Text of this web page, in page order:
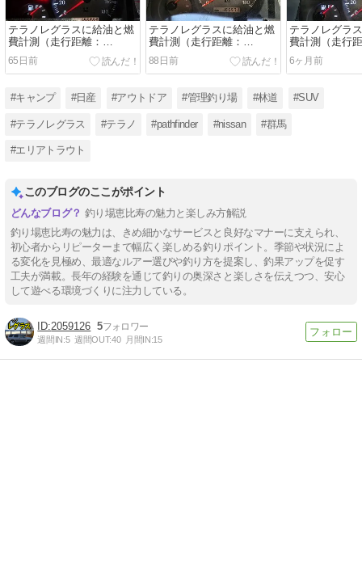
テラノレグラスに給油と燃
費計測（走行距離：
166,883km）~コスモSS
Payのアプリ登録設定で１
円割引~
65日前
テラノレグラスに給油と燃
費計測（走行距離：
165,571km）~コスモSS
Payのアプリ登録設定で１
円割引~
88日前
テラノレグラ
費計測（走行
161,160km）
Payのアプリ
円割引~
6ヶ月前
#キャンプ #日産 #アウトドア #管理釣り場 #林道 #SUV
#テラノレグラス #テラノ #pathfinder #nissan #群馬
#エリアトラウト
このブログのここがポイント
釣り場恵比寿の魅力と楽しみ方解説
釣り場恵比寿の魅力は、きめ細かなサービスと良好なマナーに支えられ、
初心者からリピーターまで幅広く楽しめる釣りポイント。季節や状況によ
る変化を見極め、最適なルアー選びや釣り方を提案し、釣果アップを促す
工夫が満載。長年の経験を通じて釣りの奥深さと楽しさを伝えつつ、安心
して遊べる環境づくりに注力している。
2059126 5
週間IN:5 週間OUT:40 月間IN:15